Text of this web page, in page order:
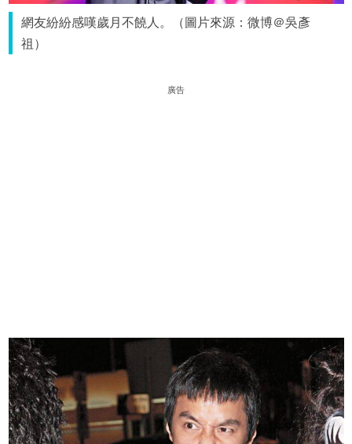
網友紛紛感嘆歲月不饒人。（圖片來源：微博＠吳彥
祖）
廣告